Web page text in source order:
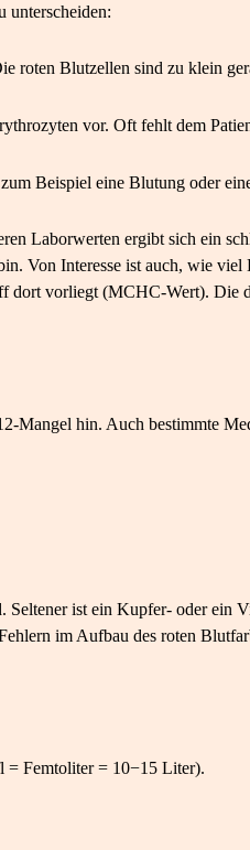
unterscheiden:
roten Blutzellen sind zu klein
vor. Oft fehlt dem
Beispiel eine Blutung oder
Laborwerten ergibt sich ein
Von Interesse ist auch, wie
dort vorliegt (MCHC-Wert). Die
Mangel hin. Auch bestimmte
ist ein Kupfer- oder ein
im Aufbau des roten
= Femtoliter = 10−15 Liter).